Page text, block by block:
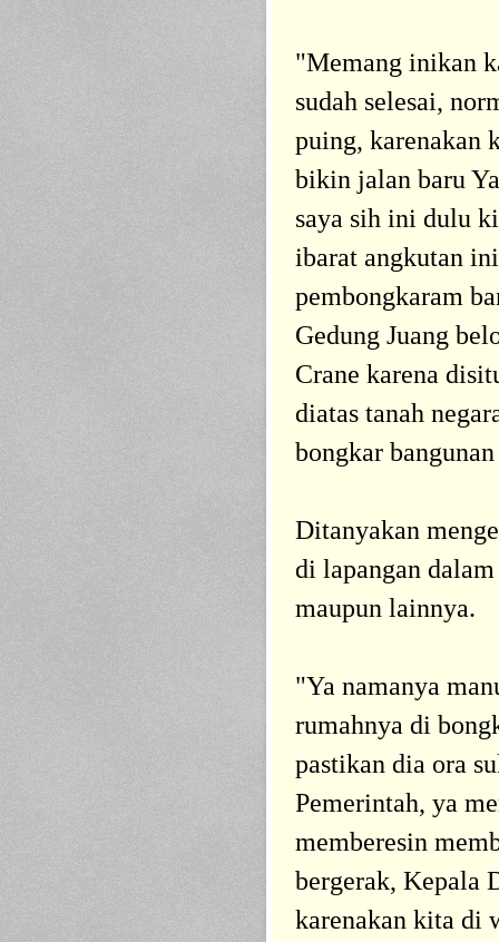
"Memang inikan
sudah selesai,
puing, karenakan
bikin jalan baru
saya sih ini dulu
ibarat angkutan
pembongkaram
Gedung Juang
Crane karena
diatas tanah
bongkar
Ditanyakan
di lapangan
maupun lainnya.
"Ya namanya
rumahnya di
pastikan dia ora
Pemerintah, ya
memberesin
bergerak, Kepala
karenakan kita di